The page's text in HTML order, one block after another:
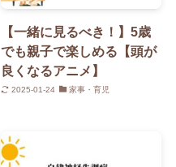
【一緒に見るべき！】5歳
でも親子で楽しめる【頭が
良くなるアニメ】
2025-01-24 家事・育児